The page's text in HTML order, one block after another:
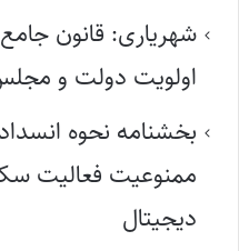
شهریاری: قانون
اولویت دولت و
بخشنامه نحوه
ممنوعیت فعالیت
دیجیتال